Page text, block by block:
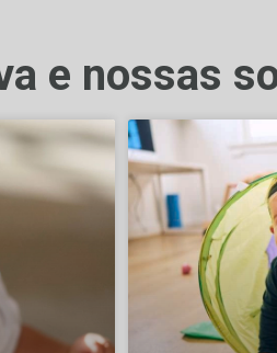
e nossas